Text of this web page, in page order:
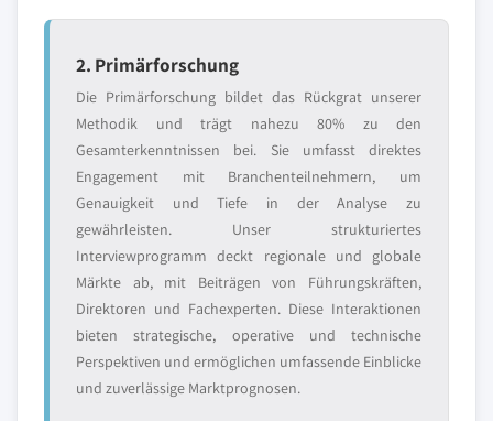
2. Primärforschung
Die Primärforschung bildet das Rückgrat unserer
Methodik und trägt nahezu 80% zu den
Gesamterkenntnissen bei. Sie umfasst direktes
Engagement mit Branchenteilnehmern, um
Genauigkeit und Tiefe in der Analyse zu
gewährleisten. Unser strukturiertes
Interviewprogramm deckt regionale und globale
Märkte ab, mit Beiträgen von Führungskräften,
Direktoren und Fachexperten. Diese Interaktionen
bieten strategische, operative und technische
Perspektiven und ermöglichen umfassende Einblicke
und zuverlässige Marktprognosen.